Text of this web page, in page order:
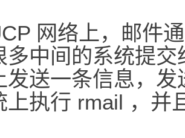
网络上，邮件
多中间的系统提
发送一条信息，
上执行 rmail ，并